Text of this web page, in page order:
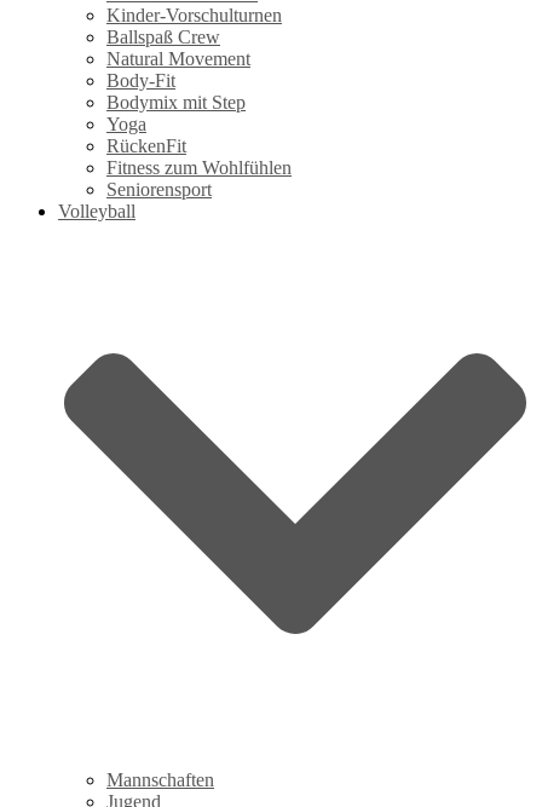
Kinder-Vorschulturnen
Ballspaß Crew
Natural Movement
Body-Fit
Bodymix mit Step
Yoga
RückenFit
Fitness zum Wohlfühlen
Seniorensport
Volleyball
Mannschaften
Jugend